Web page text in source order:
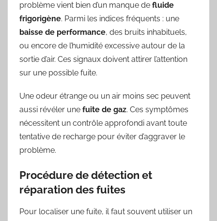
problème vient bien d’un manque de fluide
frigorigène. Parmi les indices fréquents : une
baisse de performance, des bruits inhabituels,
ou encore de l’humidité excessive autour de la
sortie d’air. Ces signaux doivent attirer l’attention
sur une possible fuite.
Une odeur étrange ou un air moins sec peuvent
aussi révéler une fuite de gaz. Ces symptômes
nécessitent un contrôle approfondi avant toute
tentative de recharge pour éviter d’aggraver le
problème.
Procédure de détection et
réparation des fuites
Pour localiser une fuite, il faut souvent utiliser un